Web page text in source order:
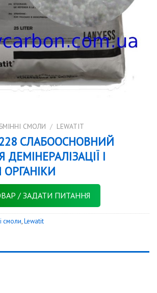
СМОЛИ / LEWATIT
СЛАБООСНОВНИЙ
І
/ ЗАДАТИ ПИТАННЯ
смоли,Lewatit